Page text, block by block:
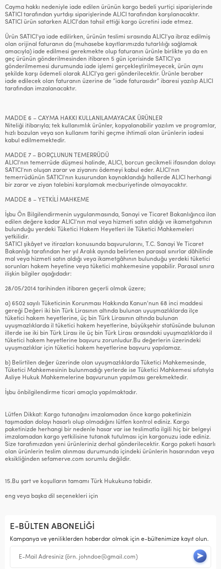
Cayma hakkı nedeniyle iade edilen ürünün kargo bedeli yurtiçi siparişlerinde
SATICI tarafından yurtdışı siparişlerinde ALICI tarafından karşılanacaktır.
SATICI ürün satarken ALICI'dan tahsil ettiği kargo ücretini iade etmez.
Ürün SATICI’ya iade edilirken, ürünün teslimi sırasında ALICI’ya ibraz edilmiş
olan orijinal faturanın da (muhasebe kayıtlarımızda tutarlılığı sağlamak
amacıyla) iade edilmesi gerekmekte olup faturanın ürünle birlikte ya da en
geç ürünün gönderilmesinden itibaren 5 gün içerisinde SATICI’ya
gönderilmemesi durumunda iade işlemi gerçekleştirilmeyecek, ürün aynı
şekilde karşı ödemeli olarak ALICI’ya geri gönderilecektir. Ürünle beraber
iade edilecek olan faturanın üzerine de “iade faturasıdır” ibaresi yazılıp ALICI
tarafından imzalanacaktır.
MADDE 6 – CAYMA HAKKI KULLANILAMAYACAK ÜRÜNLER
Niteliği itibarıyla; tek kullanımlık ürünler, kopyalanabilir yazılım ve programlar,
hızlı bozulan veya son kullanım tarihi geçme ihtimali olan ürünlerin iadesi
kabul edilmemektedir.
MADDE 7 – BORÇLUNUN TEMERRÜDÜ
ALICI’nın temerrüde düşmesi halinde, ALICI, borcun gecikmeli ifasından dolayı
SATICI’nın oluşan zarar ve ziyanını ödemeyi kabul eder. ALICI’nın
temerrüdünün SATICI’nın kusurundan kaynaklandığı hallerde ALICI herhangi
bir zarar ve ziyan talebini karşılamak mecburiyetinde olmayacaktır.
MADDE 8 – YETKİLİ MAHKEME
İşbu Ön Bilgilendirmenin uygulanmasında, Sanayi ve Ticaret Bakanlığınca ilan
edilen değere kadar ALICI’nın mal veya hizmeti satın aldığı ve ikametgahının
bulunduğu yerdeki Tüketici Hakem Heyetleri ile Tüketici Mahkemeleri
yetkilidir.
SATICI şikâyet ve itirazları konusunda başvurularını, T.C. Sanayi Ve Ticaret
Bakanlığı tarafından her yıl Aralık ayında belirlenen parasal sınırlar dâhilinde
mal veya hizmeti satın aldığı veya ikametgâhının bulunduğu yerdeki tüketici
sorunları hakem heyetine veya tüketici mahkemesine yapabilir. Parasal sınıra
ilişkin bilgiler aşağıdadır:
28/05/2014 tarihinden itibaren geçerli olmak üzere;
a) 6502 sayılı Tüketicinin Korunması Hakkında Kanun'nun 68 inci maddesi
gereği Değeri iki bin Türk Lirasının altında bulunan uyuşmazlıklarda ilçe
tüketici hakem heyetlerine, üç bin Türk Lirasının altında bulunan
uyuşmazlıklarda il tüketici hakem heyetlerine, büyükşehir statüsünde bulunan
illerde ise iki bin Türk Lirası ile üç bin Türk Lirası arasındaki uyuşmazlıklarda il
tüketici hakem heyetlerine başvuru zorunludur.Bu değerlerin üzerindeki
uyuşmazlıklar için tüketici hakem heyetlerine başvuru yapılamaz.
b) Belirtilen değer üzerinde olan uyuşmazlıklarda Tüketici Mahkemesinde,
Tüketici Mahkemesinin bulunmadığı yerlerde ise Tüketici Mahkemesi sıfatıyla
Asliye Hukuk Mahkemelerine başvurunun yapılması gerekmektedir.
İşbu önbilgilendirme ticari amaçla yapılmaktadır.
Lütfen Dikkat: Kargo tutanağını imzalamadan önce kargo paketinizin
taşımadan dolayı hasarlı olup olmadığını lütfen kontrol ediniz. Kargo
paketinizde herhangi bir nedenle hasar var ise teslimatla ilgili hiç bir belgeyi
imzalamadan kargo yetkilisine tutanak tutulması için kargonuzu iade ediniz.
Size tarafımızdan yeni ürünleriniz derhal gönderilecektir. Kargo paketi hasarlı
olan ürünlerin teslim alınması durumunda içindeki ürünlerin hasarından veya
eksikliğinden sefamerve.com sorumlu değildir.
15.Bu şart ve koşulların tamamı Türk Hukukuna tabidir.
eng veya başka dil seçenekleri için
E-BÜLTEN ABONELİĞİ
Kampanya ve yeniliklerden haberdar olmak için e-bültenimize kayıt olun.